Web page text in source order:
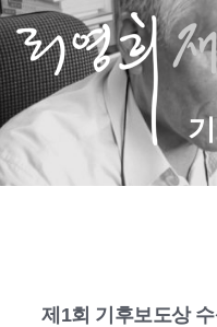
콘
텐
츠
로
바
로
가
기
제1회 기후보도상